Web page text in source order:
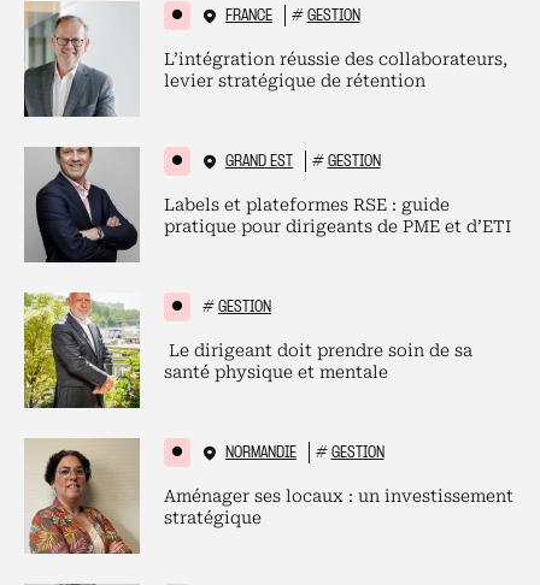
FRANCE # GESTION
L’intégration réussie des collaborateurs,
levier stratégique de rétention
GRAND EST # GESTION
Labels et plateformes RSE : guide
pratique pour dirigeants de PME et d’ETI
# GESTION
Le dirigeant doit prendre soin de sa
santé physique et mentale
NORMANDIE # GESTION
Aménager ses locaux : un investissement
stratégique